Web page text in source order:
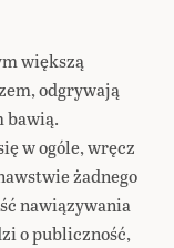
większą
odgrywają
bawią.
w ogóle, wręcz
żadnego
nawiązywania
o publiczność,